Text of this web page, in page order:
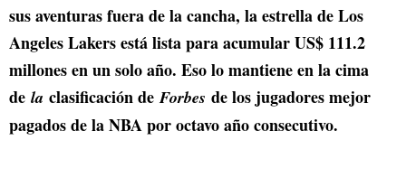
sus aventuras fuera de la cancha, la estrella de Los
Angeles Lakers está lista para acumular US$ 111.2
millones en un solo año. Eso lo mantiene en la cima
de la clasificación deForbes de los jugadores mejor
pagados de la NBA por octavo año consecutivo.